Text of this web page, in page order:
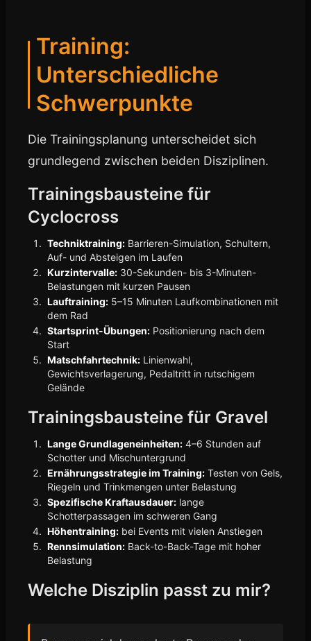
Training:
Unterschiedliche
Schwerpunkte
Die Trainingsplanung unterscheidet sich
grundlegend zwischen beiden Disziplinen.
Trainingsbausteine für
Cyclocross
Techniktraining: Barrieren-Simulation, Schultern,
Auf- und Absteigen im Laufen
Kurzintervalle: 30-Sekunden- bis 3-Minuten-
Belastungen mit kurzen Pausen
Lauftraining: 5–15 Minuten Laufkombinationen mit
dem Rad
Startsprint-Übungen: Positionierung nach dem
Start
Matschfahrtechnik: Linienwahl,
Gewichtsverlagerung, Pedaltritt in rutschigem
Gelände
Trainingsbausteine für Gravel
Lange Grundlageneinheiten: 4–6 Stunden auf
Schotter und Mischuntergrund
Ernährungsstrategie im Training: Testen von Gels,
Riegeln und Trinkmengen unter Belastung
Spezifische Kraftausdauer: lange
Schotterpassagen im schweren Gang
Höhentraining: bei Events mit vielen Anstiegen
Rennsimulation: Back-to-Back-Tage mit hoher
Belastung
Welche Disziplin passt zu mir?